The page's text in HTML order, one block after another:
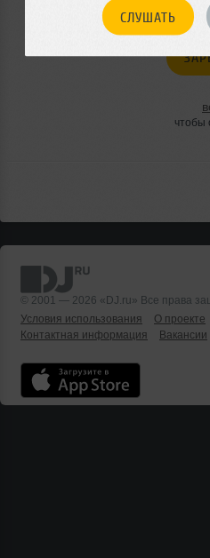
СЛУШАТЬ
чтобы
© 2001 — 2026 «DJ.ru» Все права
Условия использования
О проекте
Контактная информация
Вакансии